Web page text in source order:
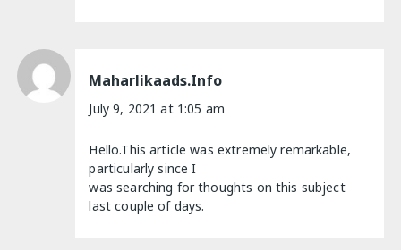
Maharlikaads.info
July 9, 2021 at 1:05 am
Hello.This article was extremely remarkable,
particularly since I
was searching for thoughts on this subject
last couple of days.